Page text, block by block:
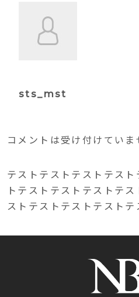
sts_mst
コメントは受け付けていま
テストテストテストテス
トテストテストテストテ
ストテストテストテスト